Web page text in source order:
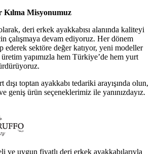
Kılma Misyonumuz
deri erkek ayakkabısı alanında kaliteyi
çalışmaya devam ediyoruz. Her dönem
ederek sektöre değer katıyor, yeni modeller
yapımızla hem Türkiye’de hem yurt
toptan ayakkabı tedariki arayışında olun,
geniş ürün seçeneklerimiz ile yanınızdayız.
ve uygun fiyatlı deri erkek ayakkabılarıyla